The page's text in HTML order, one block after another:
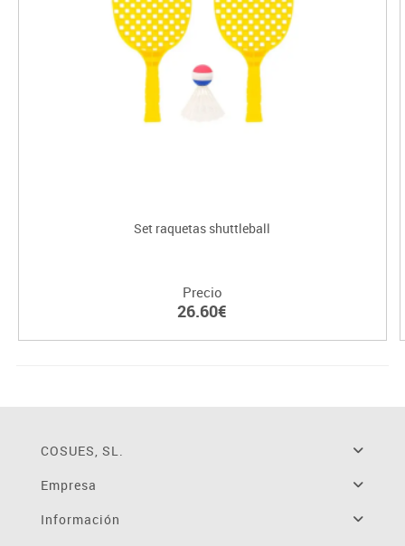
Set raquetas shuttleball
Precio
26.60€
COSUES, SL.
Empresa
Información